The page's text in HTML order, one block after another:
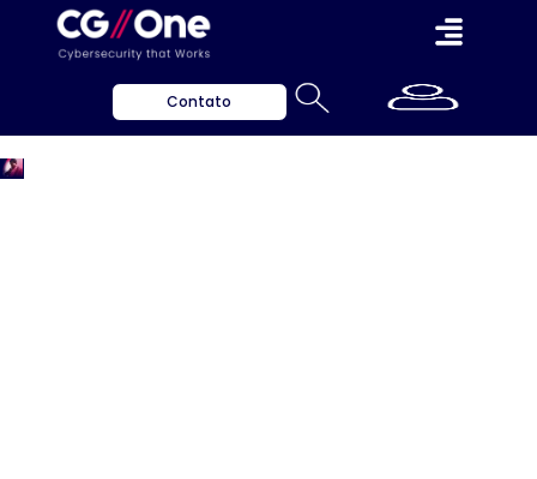
Contato